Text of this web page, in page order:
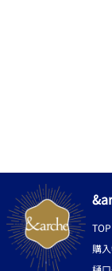
桂と健志、二人
させながら読んで
した設定です。
対する話数が少な
で、数話ずつ、不
〜Addicted to U
TOP
購